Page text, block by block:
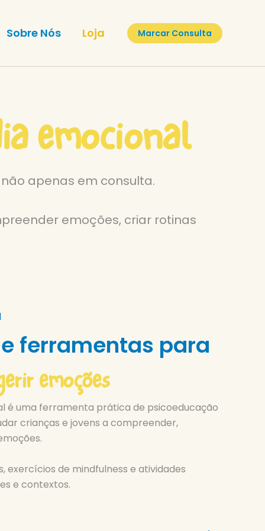
Sobre Nós Loja Marcar Consulta
emocional
apenas em consulta.
emoções, criar rotinas
ferramentas para
emoções
é uma ferramenta prática de psicoeducação
crianças e jovens a compreender,
exercícios de mindfulness e atividades
e contextos.